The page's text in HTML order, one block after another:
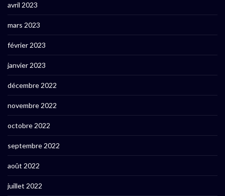
avril 2023
mars 2023
février 2023
janvier 2023
décembre 2022
novembre 2022
octobre 2022
septembre 2022
août 2022
juillet 2022